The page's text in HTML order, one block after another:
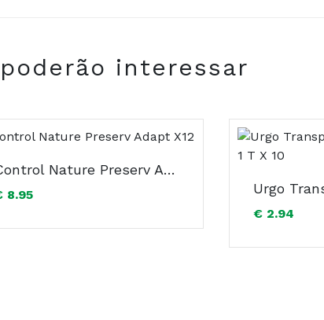
interessar
Control Nature Preserv Adapt X12
8.95
€ 2.94